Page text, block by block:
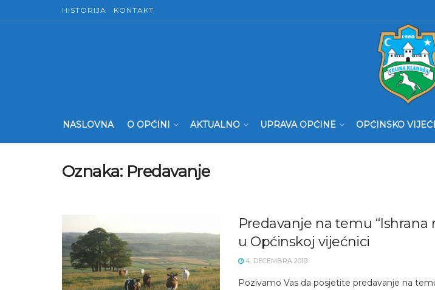
HISTORIJA KONTAKT
NASLOVNA O OPĆINI AKTUALNO UPRAVA OPĆINE OPĆINSKO
Oznaka: Predavanje
Predavanje na temu “Ishrana
u Općinskoj vijećnici
4. DECEMBRA 2019.
Pozivamo Vas da posjetite predavanje na